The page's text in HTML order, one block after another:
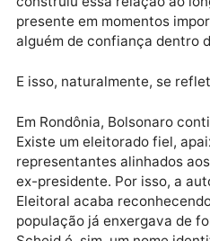
Bruno nunca escondeu
proximidade com o ex-
de eleição tentando
construiu essa relação ao
presente em momentos
alguém de confiança
E isso, naturalmente, se